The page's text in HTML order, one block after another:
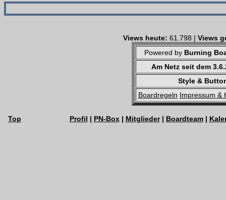
Views heute: 61.798 | Views
Powered by Burning
Am Netz seit dem
Style &
Boardregeln Impressum &
Top Profil | PN-Box| Mitglieder| Boardteam|